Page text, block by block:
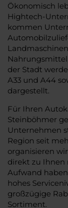
Ökonomisch
Hightech-
kommen
der Stadt
A33 und A44
dargestellt.
Für Ihren
Steinböhmer
Unternehmen
Region seit
organisieren
direkt zu Ihnen
Aufwand
hohes
großzügige
Sortiment.